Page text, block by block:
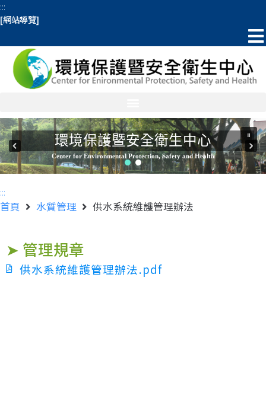
:::
[網站導覽]
環境保護暨安全衛生中心
Center for Environmental Protection, Safety and Health
:::
首頁 水質管理 供水系統維護管理辦法
➤ 管理規章
供水系統維護管理辦法.pdf